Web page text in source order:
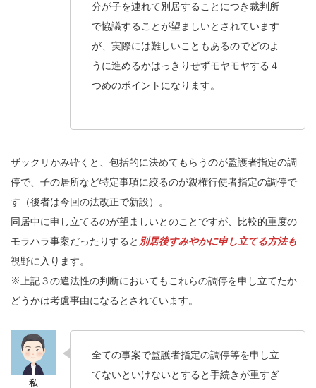
分が子を連れて別居することにつき裁判所
で協議することが望ましいとされています
が、実際には難しいこともあるのでどのよ
うに進めるかはっきりせずモヤモヤする４
つめのポイントになります。
ザックリかみ砕くと、包括的に決めてもらうのが監護者指定の調
停で、子の居所など特定事項に絞るのが親権行使者指定の調停で
す（後者は今回の法改正で新設）。
同居中に申し立てるのが望ましいとのことですが、比較的重度の
モラハラ事案だったりすると 別居後すみやかに申し立てる方法も
視野に入ります。
※上記３の違法性の判断においてもこれらの調停を申し立てたか
どうかは考慮事由になるとされています。
全ての事案で監護者指定の調停等を申し立
てないといけないとすると手続きが重すぎ